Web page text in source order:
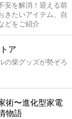
安を解消！迎える前
きたいアイテム、自
どをご紹介
ア
の柴グッズが勢ぞろ
術〜進化型家電
物語